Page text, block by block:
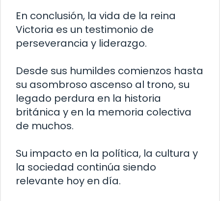
En conclusión, la vida de la reina
Victoria es un testimonio de
perseverancia y liderazgo.
Desde sus humildes comienzos hasta
su asombroso ascenso al trono, su
legado perdura en la historia
británica y en la memoria colectiva
de muchos.
Su impacto en la política, la cultura y
la sociedad continúa siendo
relevante hoy en día.